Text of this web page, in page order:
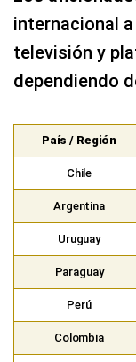
internacional
televisión y
dependiendo
País / Región
Chile
Argentina
Uruguay
Paraguay
Perú
Colombia